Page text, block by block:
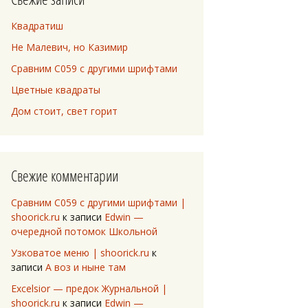
Квадратиш
Не Малевич, но Казимир
Сравним C059 с другими шрифтами
Цветные квадраты
Дом стоит, свет горит
Свежие комментарии
Сравним C059 с другими шрифтами |
shoorick.ru к записи Edwin —
очередной потомок Школьной
Узковатое меню | shoorick.ru к
записи А воз и ныне там
Excelsior — предок Журнальной |
shoorick.ru к записи Edwin —